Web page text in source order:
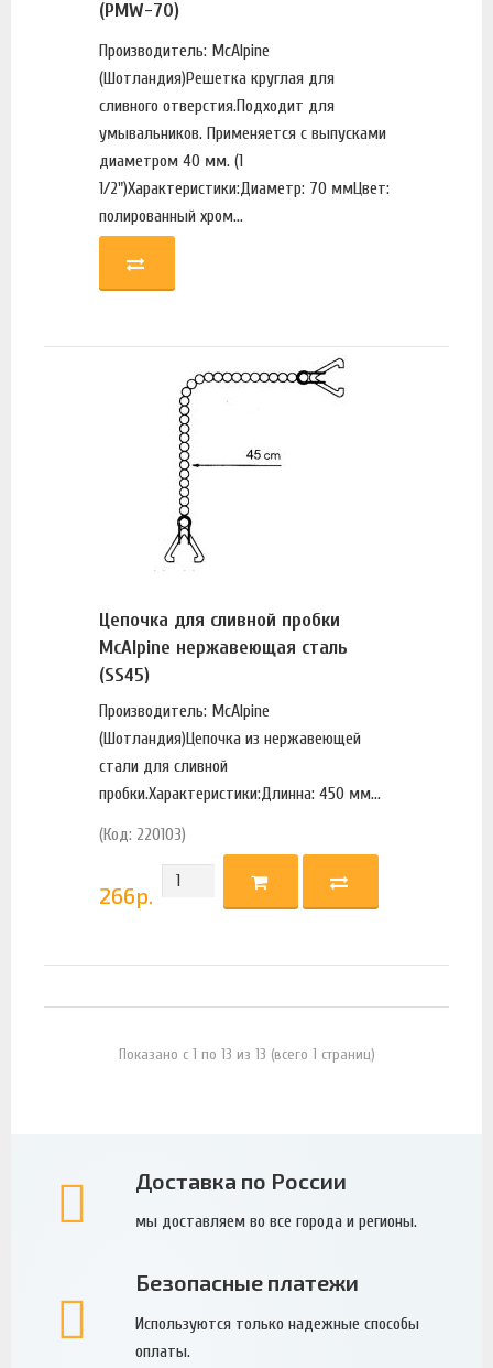
(PMW-70)
Производитель: McAlpine
(Шотландия)Решетка круглая для
сливного отверстия.Подходит для
умывальников. Применяется с выпусками
диаметром 40 мм. (1
1/2")Характеристики:Диаметр: 70 ммЦвет:
полированный хром...
Цепочка для сливной пробки
McAlpine нержавеющая сталь
(SS45)
Производитель: McAlpine
(Шотландия)Цепочка из нержавеющей
стали для сливной
пробки.Характеристики:Длинна: 450 мм...
(Код: 220103)
266р.
Показано с 1 по 13 из 13 (всего 1 страниц)
Доставка по России
мы доставляем во все города и регионы.
Безопасные платежи
Используются только надежные способы
оплаты.